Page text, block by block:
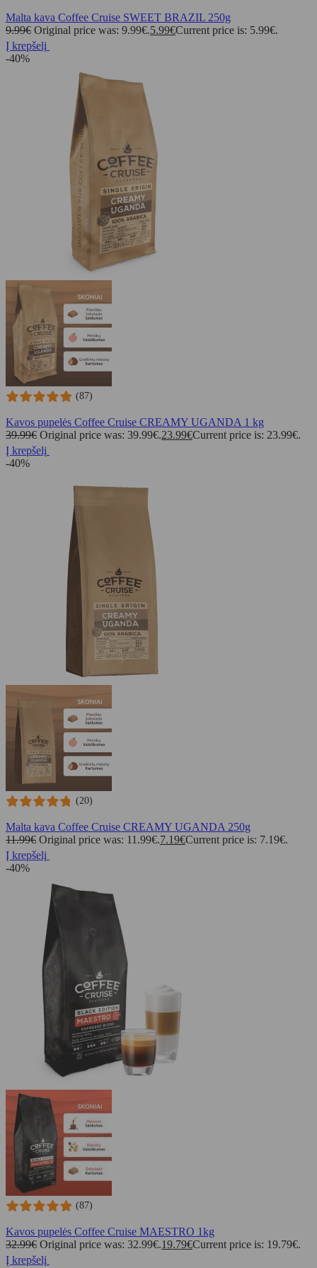
Malta kava Coffee Cruise SWEET BRAZIL 250g
9.99€ Original price was: 9.99€.5.99€Current price is: 5.99€.
Į krepšelį
-40%
(87)
Kavos pupelės Coffee Cruise CREAMY UGANDA 1 kg
39.99€ Original price was: 39.99€.23.99€Current price is: 23.99€.
Į krepšelį
-40%
(20)
Malta kava Coffee Cruise CREAMY UGANDA 250g
11.99€ Original price was: 11.99€.7.19€Current price is: 7.19€.
Į krepšelį
-40%
(87)
Kavos pupelės Coffee Cruise MAESTRO 1kg
32.99€ Original price was: 32.99€.19.79€Current price is: 19.79€.
Į krepšelį